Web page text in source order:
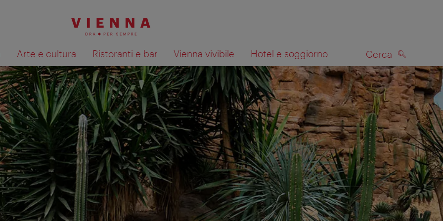
Arte e cultura Ristoranti e bar Vienna vivibile Hotel e soggiorno Cerca
Mostra i risultati della ricerca sulla mappa CERCA